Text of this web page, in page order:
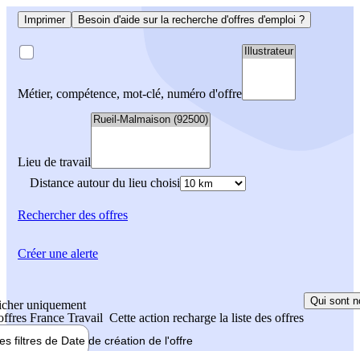
Imprimer Besoin d'aide sur la recherche d'offres d'emploi ?
Métier, compétence, mot-clé, numéro d'offre
Lieu de travail
Distance autour du lieu choisi
Rechercherdes offres
uniquement
France Travail Cette action recharge la liste des offres
Qui sont
filtres de Date de création de l'offre
Créer une alerte